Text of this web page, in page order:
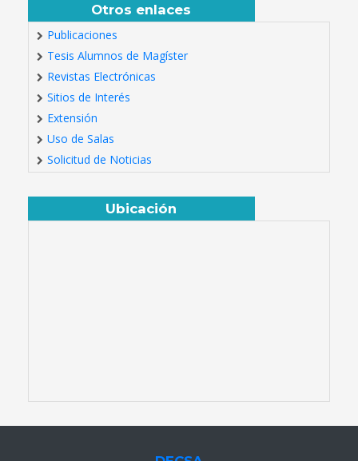
Otros enlaces
Publicaciones
Tesis Alumnos de Magíster
Revistas Electrónicas
Sitios de Interés
Extensión
Uso de Salas
Solicitud de Noticias
Ubicación